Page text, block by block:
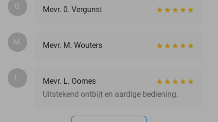
0. Mevr. 0. Vergunst
M. Mevr. M. Wouters
L.
Mevr. L. Oomes
Uitstekend ontbijt en aardige bediening.